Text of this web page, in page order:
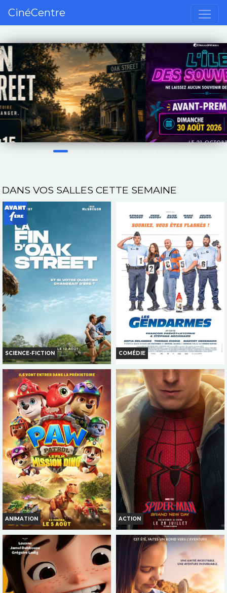
CinéCentre
Précédent
DANS VOS SALLES CETTE SEMAINE
SCIENCE-FICTION
LA FIN D'OAK STREET
Horaires et Infos
Bande-annonce
Réservation
AVERT. TOUT PUBLIC
VF
COMÉDIE
LES GENDARMES
Horaires et Infos
Bande-annonce
Réservation
TOUT PUBLIC
ANIMATION
LA PAT' PATROUILLE : LE FILM
MISSION DINO
Horaires et Infos
Bande-annonce
ACTION
SPIDER-MAN: BRAND NEW DAY
Horaires et Infos
Bande-annonce